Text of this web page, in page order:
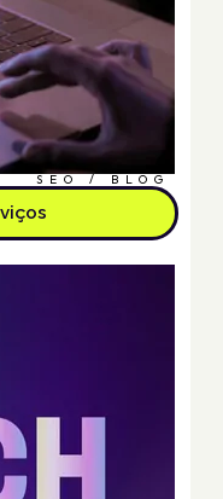
SEO / BLOG